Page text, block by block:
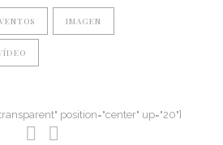
IMAGEN
position="center" up="20"]